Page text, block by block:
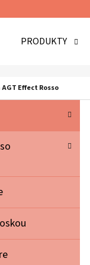
PRODUKTY
Effect Rosso